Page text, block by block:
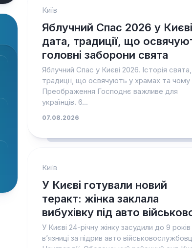
Київ
Яблучний Спас 2026 у
дата, традиції, що
головні заборони свята
Яблучний Спас у Києві 2026. Історія свята,
традиції, що освячують у храмах та чому
Преображення Господнє важливе для
українців. 6...
07.08.2026
Київ
У Києві готували новий
теракт: жінка заклала
вибухівку під авто
У Києві 24-річну жінку засудили до 9 років
в’язниці за підрив авто